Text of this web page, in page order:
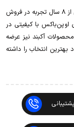
آیکام استور ادامه مسیر فروشگاه «استاراستوک» با بیش از ۸ سال تجربه در فروش
اوپن‌باکس با کیفیتی در
کنار آن، محصولات آکبند نیز عرضه
بهترین انتخاب را داشته
پشتیبانی